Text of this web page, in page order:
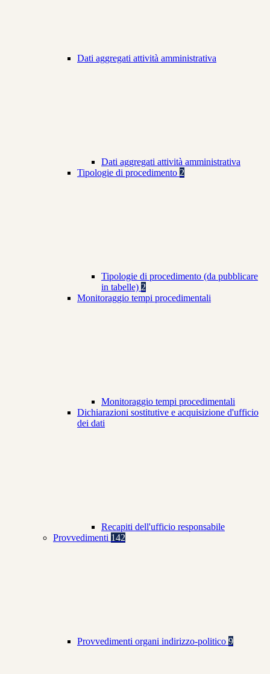
Dati aggregati attività amministrativa
Dati aggregati attività amministrativa
Tipologie di procedimento 2
Tipologie di procedimento (da pubblicare
in tabelle) 2
Monitoraggio tempi procedimentali
Monitoraggio tempi procedimentali
Dichiarazioni sostitutive e acquisizione d'ufficio
dei dati
Recapiti dell'ufficio responsabile
Provvedimenti 142
Provvedimenti organi indirizzo-politico 9